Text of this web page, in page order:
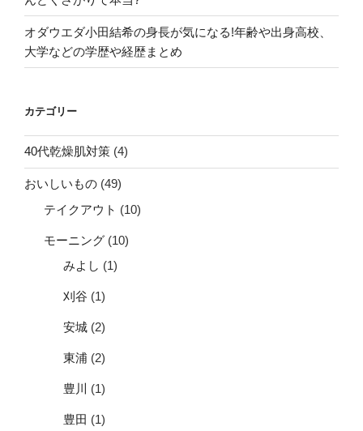
オダウエダ小田結希の身長が気になる!年齢や出身高校、
大学などの学歴や経歴まとめ
カテゴリー
40代乾燥肌対策 (4)
おいしいもの (49)
テイクアウト (10)
モーニング (10)
みよし (1)
刈谷 (1)
安城 (2)
東浦 (2)
豊川 (1)
豊田 (1)